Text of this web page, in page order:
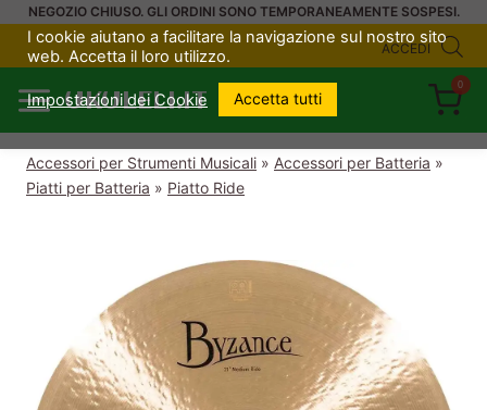
SaltaNEGOZIO CHIUSO. GLI ORDINI SONO TEMPORANEAMENTE SOSPESI.
ACCEDI
UKULELI.IT
0
Accessori per Strumenti Musicali » Accessori per Batteria »
Piatti per Batteria » Piatto Ride
I cookie aiutano a facilitare la navigazione sul nostro sito
web. Accetta il loro utilizzo.
Impostazioni dei Cookie Accetta tutti